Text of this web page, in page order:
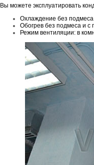
Вы можете эксплуатировать
Охлаждение без подмеса
Обогрев без подмеса и с
Режим вентиляции: в